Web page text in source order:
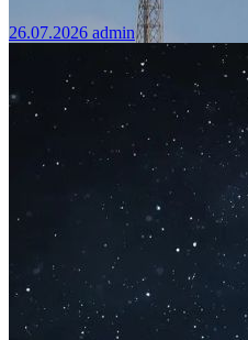
26.07.2026 admin